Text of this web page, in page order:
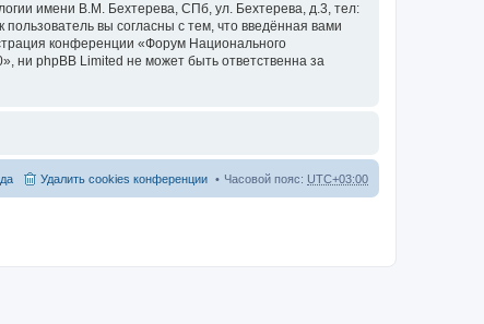
имени В.М. Бехтерева, СПб, ул. Бехтерева, д.3, тел:
вы согласны с тем, что введённая вами
конференции «Форум Национального
ни phpBB Limited не может быть ответственна за
Часовой пояс: UTC+03:00
Удалить cookies конференции